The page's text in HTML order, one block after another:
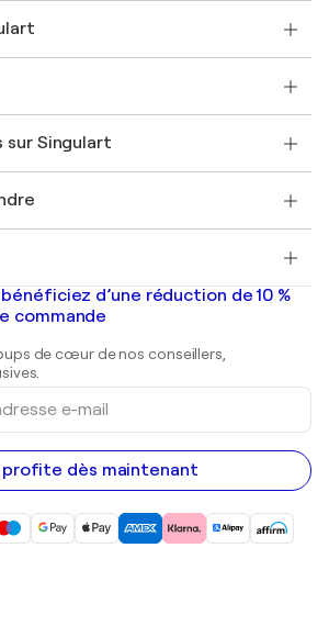
commercial
d'art original
qu'Artiste
Singulart
vendre
d’une réduction de 10 %
commande
de cœur de nos conseillers,
profite dès maintenant